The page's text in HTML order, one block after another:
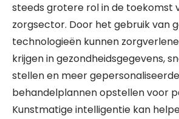
steeds grotere rol in de toekomst
zorgsector. Door het gebruik van
technologieën kunnen
krijgen in gezondheidsgegevens,
stellen en meer gepersonaliseerde
behandelplannen opstellen voor
Kunstmatige intelligentie kan